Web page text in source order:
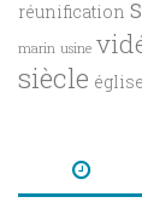
réunification
marin usine
siècle église